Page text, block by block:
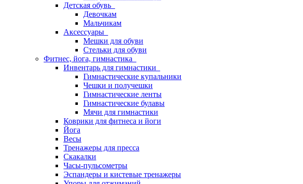
Детская обувь
Девочкам
Мальчикам
Аксессуары
Мешки для обуви
Стельки для обуви
Фитнес, йога, гимнастика
Инвентарь для гимнастики
Гимнастические купальники
Чешки и получешки
Гимнастические ленты
Гимнастические булавы
Мячи для гимнастики
Коврики для фитнеса и йоги
Йога
Весы
Тренажеры для пресса
Скакалки
Часы-пульсометры
Эспандеры и кистевые тренажеры